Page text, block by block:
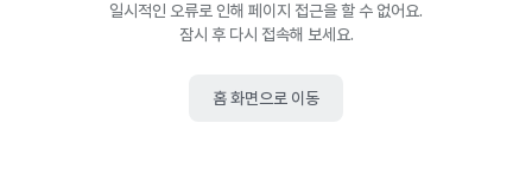
일시적인 오류로 인해 페이지 접근을 할 수 없어요.
잠시 후 다시 접속해 보세요.
홈 화면으로 이동